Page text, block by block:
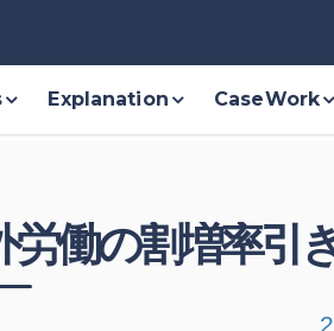
Explanation CaseWork
働の割増率引